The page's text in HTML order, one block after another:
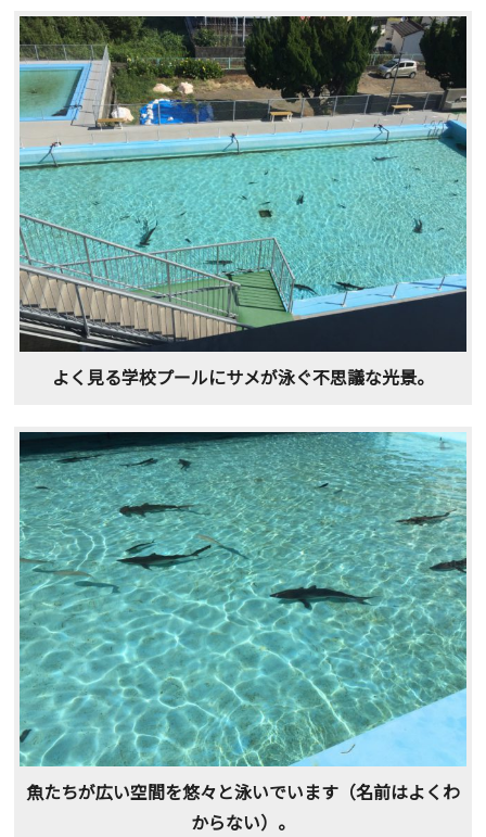
よく見る学校プールにサメが泳ぐ不思議な光景。
魚たちが広い空間を悠々と泳いでいます（名前はよくわ
からない）。